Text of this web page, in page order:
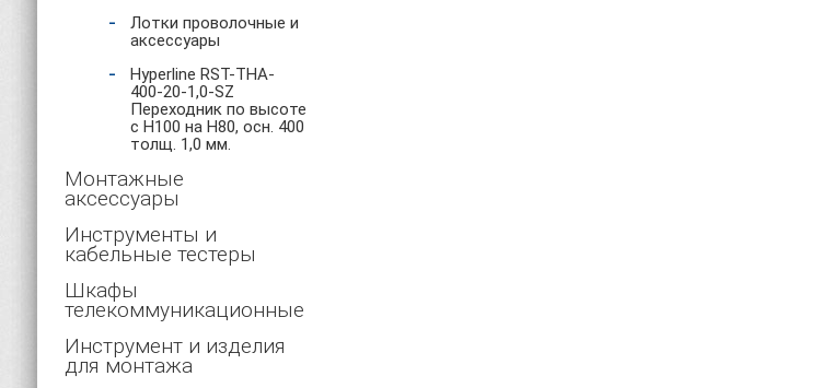
Лотки проволочные и
аксессуары
Hyperline RST-THA-
400-20-1,0-SZ
Переходник по высоте
c H100 на H80, осн. 400
толщ. 1,0 мм.
Монтажные
аксессуары
Инструменты и
кабельные тестеры
Шкафы
телекоммуникационные
Инструмент и изделия
для монтажа